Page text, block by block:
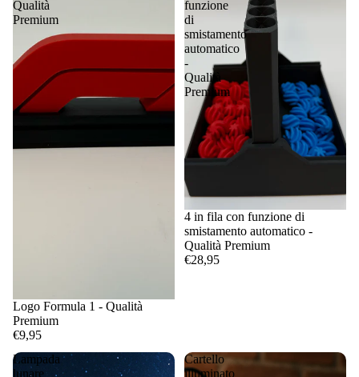
Qualità
Premium
Logo Formula 1 - Qualità
Premium
€9,95
funzione
di
smistamento
automatico
-
Qualità
Premium
4 in fila con funzione di
smistamento automatico -
Qualità Premium
€28,95
Lampada
lunare
Cartello
illuminato